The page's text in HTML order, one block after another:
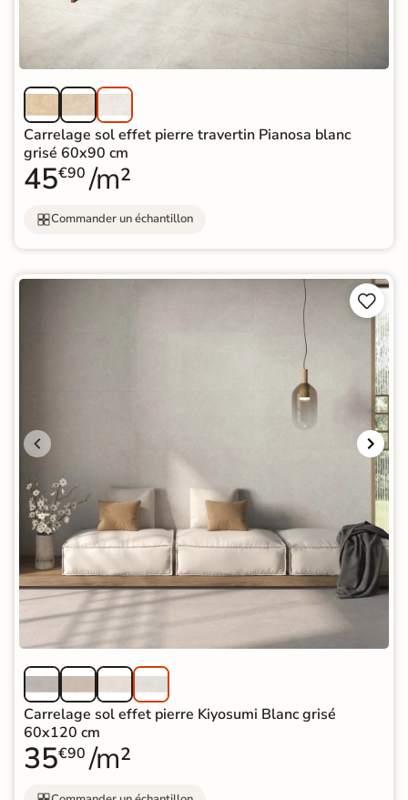
Carrelage sol effet pierre travertin Pianosa blanc
grisé 60x90 cm
45€90 /m²
Commander un échantillon


Carrelage sol effet pierre Kiyosumi Blanc grisé
60x120 cm
35€90 /m²